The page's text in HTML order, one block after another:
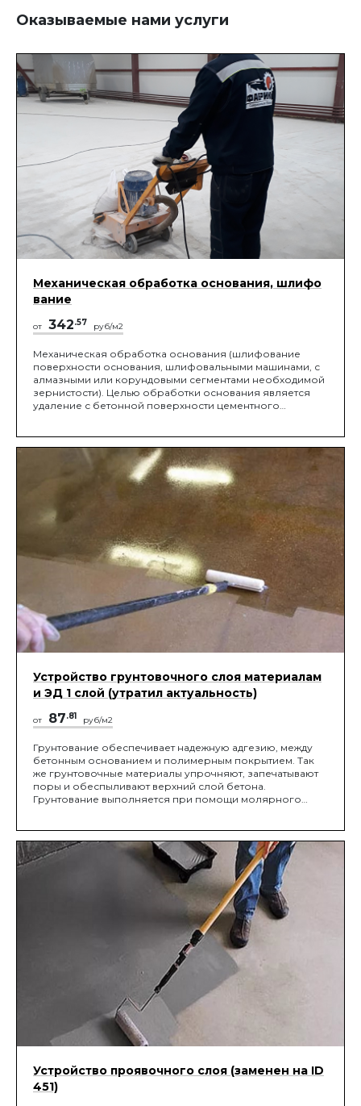
Оказываемые нами услуги
Механическая обработка основания, шлифо
вание
от 342.57 руб/м2
Механическая обработка основания (шлифование
поверхности основания, шлифовальными машинами, с
алмазными или корундовыми сегментами необходимой
зернистости). Целью обработки основания является
удаление с бетонной поверхности цементного
соединению покрытия и основы.
Устройство грунтовочного слоя материалам
и ЭД 1 слой (утратил актуальность)
от 87.81 руб/м2
Грунтование обеспечивает надежную адгезию, между
бетонным основанием и полимерным покрытием. Так
же грунтовочные материалы упрочняют, запечатывают
поры и обеспыливают верхний слой бетона.
Грунтование выполняется при помощи молярного
Устройство проявочного слоя (заменен на ID
451)